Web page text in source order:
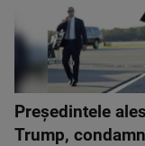
Preşedintele
Trump,